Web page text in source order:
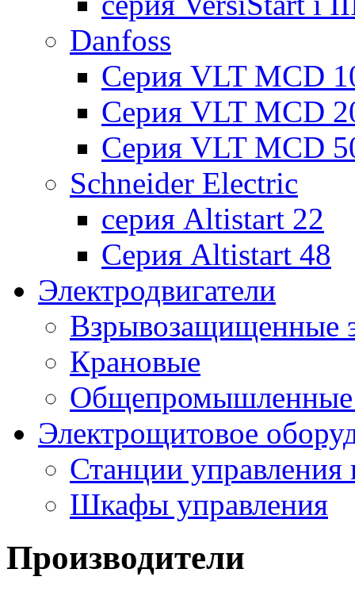
Danfoss
Серия VLT MCD
Серия VLT MCD
Серия VLT MCD
Schneider Electric
серия Altistart 22
Серия Altistart 48
Электродвигатели
Взрывозащищенные
Крановые
Общепромышленные
Электрощитовое
Станции управления
Шкафы управления
Производители